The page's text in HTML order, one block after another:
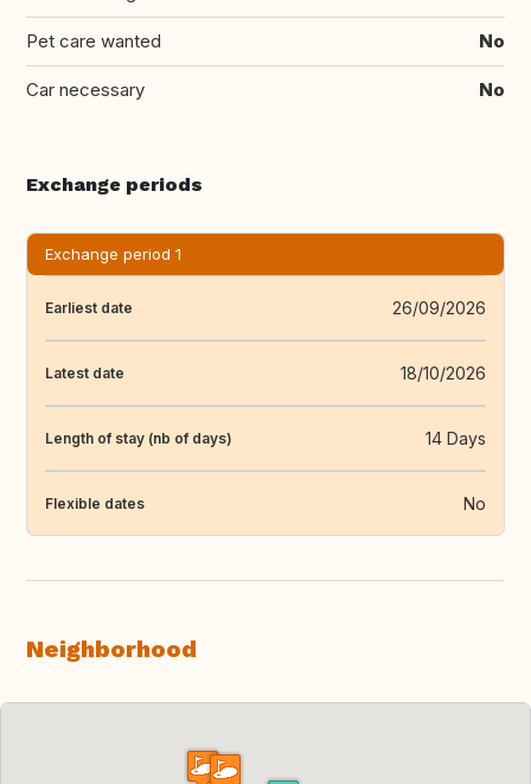
Pet care wanted No
Car necessary No
Exchange periods
Exchange period 1
Earliest date 26/09/2026
Latest date 18/10/2026
Length of stay (nb of days) 14 Days
Flexible dates No
Neighborhood